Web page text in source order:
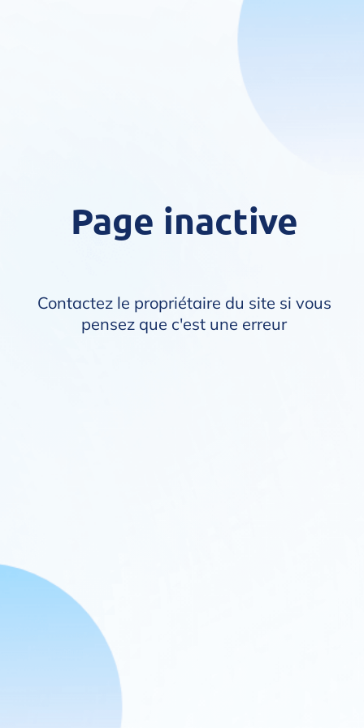
Page inactive
Contactez le propriétaire du site si vous
pensez que c'est une erreur